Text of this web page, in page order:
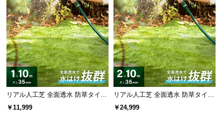
リアル人工芝 全面透水 防草タイプ
芝丈35mm 1×10m
￥11,999
リアル人工芝 全面透水 防草タイプ
芝丈35mm 2×10m
￥24,999